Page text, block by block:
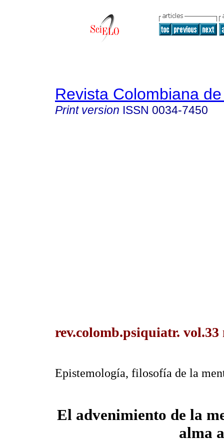
Revista Colombiana
Print version ISSN 0034-7450
rev.colomb.psiquiatr.
Epistemología, filosofía de la
El advenimiento de la
alma